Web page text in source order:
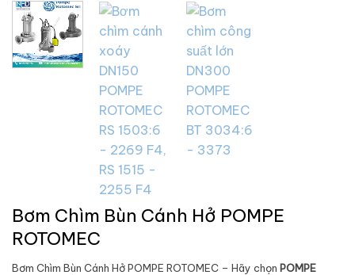
Bơm Chìm Bùn Cánh Hở POMPE
ROTOMEC
Bơm Chìm Bùn Cánh Hở POMPE ROTOMEC – Hãy chọn POMPE